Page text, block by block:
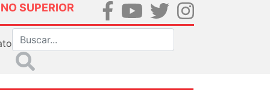
SUPERIOR